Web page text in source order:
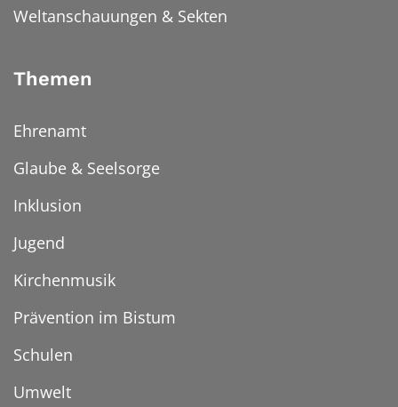
Weltanschauungen & Sekten
Themen
Ehrenamt
Glaube & Seelsorge
Inklusion
Jugend
Kirchenmusik
Prävention im Bistum
Schulen
Umwelt